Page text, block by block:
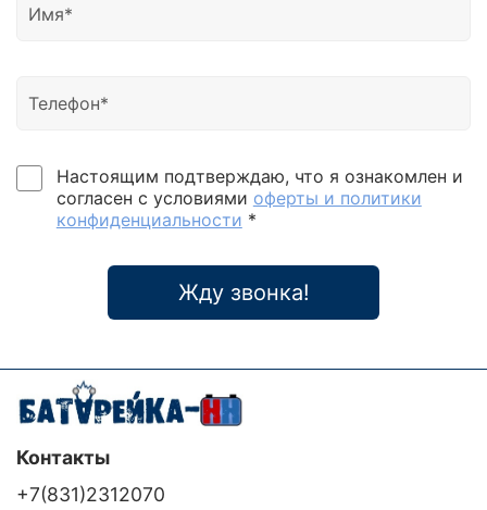
микропроцессорным управлением (DSP)
коэффициента мощности (PFC) Коэффициент
батареи Интеллектуальное управление
вентиляторами Широкий ЖК-дисплей на передней
панели Функция "холодный" старт В базовой
AS400 ("сухие" контакты), изолирующий
трансформатор, EPO (аварийное отключение) и др.
Установка номинала выходного напряжения
Усовершенствованная система автоматического
управления работой батарей (Autonmatic Battery
Management ABM) Автоматическая подзарядка
аккумуляторов в отключенном режиме
Настоящим подтверждаю, что я ознакомлен и
согласен с условиями оферты и политики
конфиденциальности *
Жду звонка!
Контакты
+7(831)2312070